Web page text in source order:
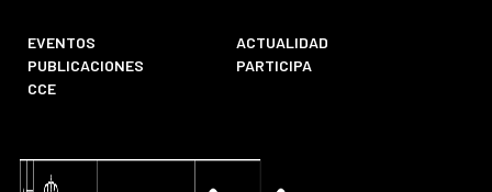
EVENTOS
ACTUALIDAD
PUBLICACIONES
PARTICIPA
CCE